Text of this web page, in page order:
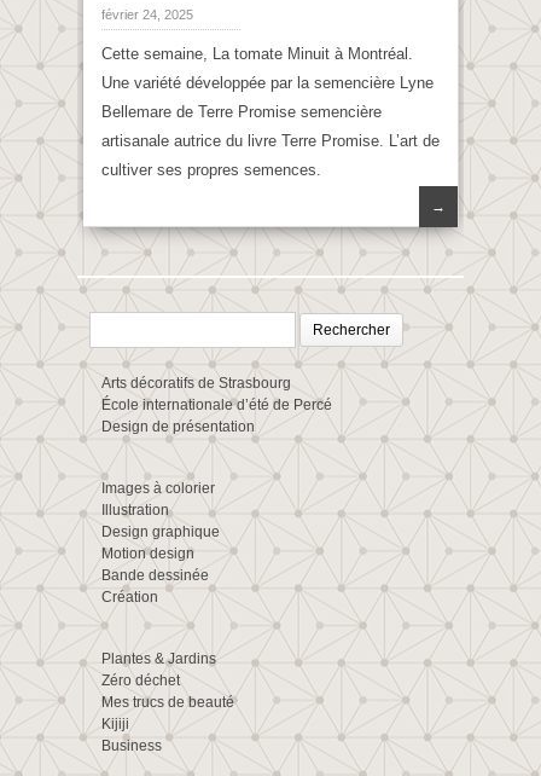
février 24, 2025
Cette semaine, La tomate Minuit à Montréal.
Une variété développée par la semencière Lyne
Bellemare de Terre Promise semencière
artisanale autrice du livre Terre Promise. L’art de
cultiver ses propres semences.
→
Rechercher :
Arts décoratifs de Strasbourg
École internationale d’été de Percé
Design de présentation
Images à colorier
Illustration
Design graphique
Motion design
Bande dessinée
Création
Plantes & Jardins
Zéro déchet
Mes trucs de beauté
Kijiji
Business